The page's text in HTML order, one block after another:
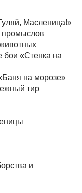
Масленица!»
промыслов
бои «Стенка на
на морозе»
тир
и